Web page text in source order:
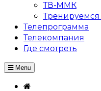
ТВ-ММК
Телепрограмма
Телекомпания
Где смотреть
Menu